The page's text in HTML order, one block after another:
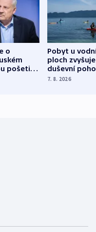
o
pošetilé,
Pobyt u
ploch zvyšuje
duševní
ukázala
7. 8. 2026